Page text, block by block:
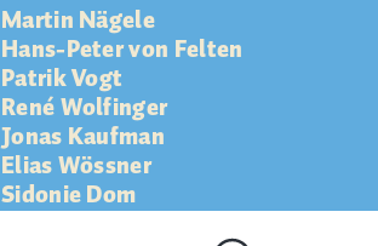
Martin Nägele
Hans-Peter von Felten
Patrik Vogt
René Wolfinger
Jonas Kaufman
Elias Wössner
Sidonie Dom